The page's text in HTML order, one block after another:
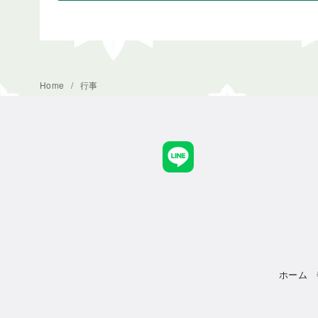
Home 行事
ホーム